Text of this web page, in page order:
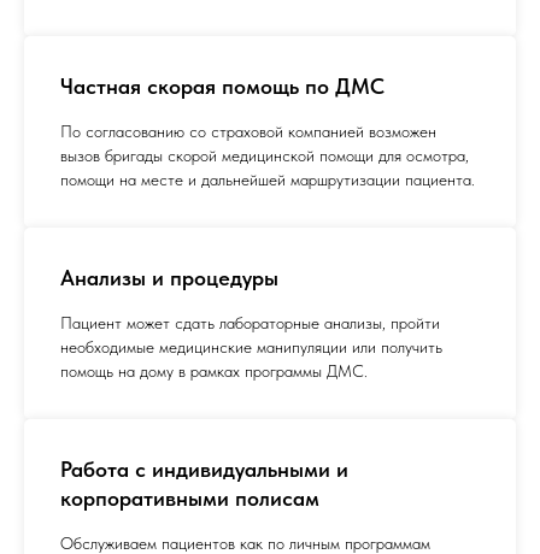
Частная скорая помощь по ДМС
По согласованию со страховой компанией возможен
вызов бригады скорой медицинской помощи для осмотра,
помощи на месте и дальнейшей маршрутизации пациента.
Анализы и процедуры
Пациент может сдать лабораторные анализы, пройти
необходимые медицинские манипуляции или получить
помощь на дому в рамках программы ДМС.
Работа с индивидуальными и
корпоративными полисам
Обслуживаем пациентов как по личным программам